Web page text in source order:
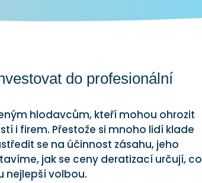
do profesionální
hlodavcům, kteří mohou ohrozit
i firem. Přestože si mnoho lidí klade
se na účinnost zásahu, jeho
jak se ceny deratizací určují, co
nejlepší volbou.